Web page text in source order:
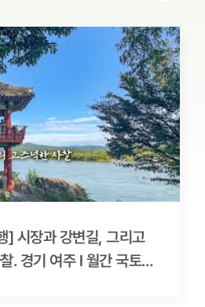
] 시장과 강변길, 그리고
. 경기 여주 l 월간 국토